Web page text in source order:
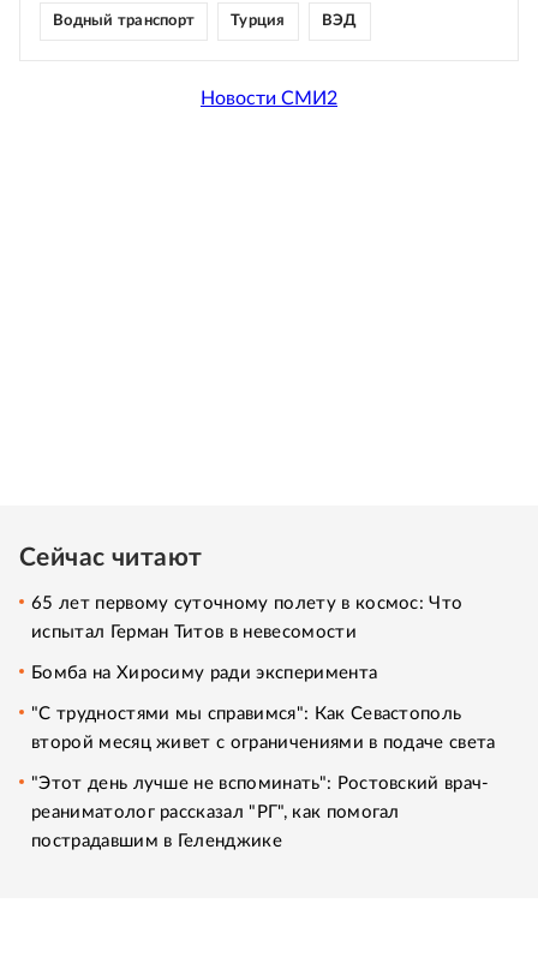
Водный транспорт Турция ВЭД
Новости СМИ2
Сейчас читают
65 лет первому суточному полету в космос: Что
испытал Герман Титов в невесомости
Бомба на Хиросиму ради эксперимента
"С трудностями мы справимся": Как Севастополь
второй месяц живет с ограничениями в подаче света
"Этот день лучше не вспоминать": Ростовский врач-
реаниматолог рассказал "РГ", как помогал
пострадавшим в Геленджике